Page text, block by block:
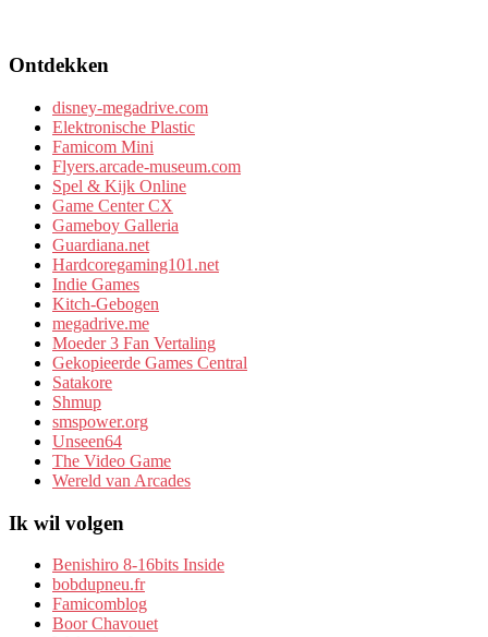
Ontdekken
disney-megadrive.com
Elektronische Plastic
Famicom Mini
Flyers.arcade-museum.com
Spel & Kijk Online
Game Center CX
Gameboy Galleria
Guardiana.net
Hardcoregaming101.net
Indie Games
Kitch-Gebogen
megadrive.me
Moeder 3 Fan Vertaling
Gekopieerde Games Central
Satakore
Shmup
smspower.org
Unseen64
The Video Game
Wereld van Arcades
Ik wil volgen
Benishiro 8-16bits Inside
bobdupneu.fr
Famicomblog
Boor Chavouet